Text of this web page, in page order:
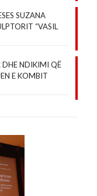
SUZANA
“VASIL
NDIKIMI QË
E KOMBIT